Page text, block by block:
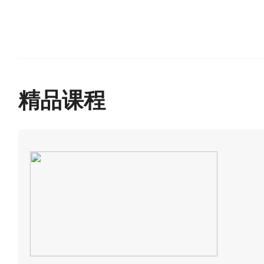
医院改扩建项目是2022年抚
学院眼科医院签署合作协议
品牌”五个重点要求，在中医
为实现医院又快又好发展，
精品课程